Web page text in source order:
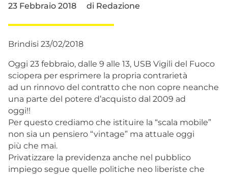
23 Febbraio 2018 di Redazione
Brindisi 23/02/2018
Oggi 23 febbraio, dalle 9 alle 13, USB Vigili del Fuoco
sciopera per esprimere la propria contrarietà
ad un rinnovo del contratto che non copre neanche
una parte del potere d’acquisto dal 2009 ad
oggi!!
Per questo crediamo che istituire la “scala mobile”
non sia un pensiero “vintage” ma attuale oggi
più che mai.
Privatizzare la previdenza anche nel pubblico
impiego segue quelle politiche neo liberiste che